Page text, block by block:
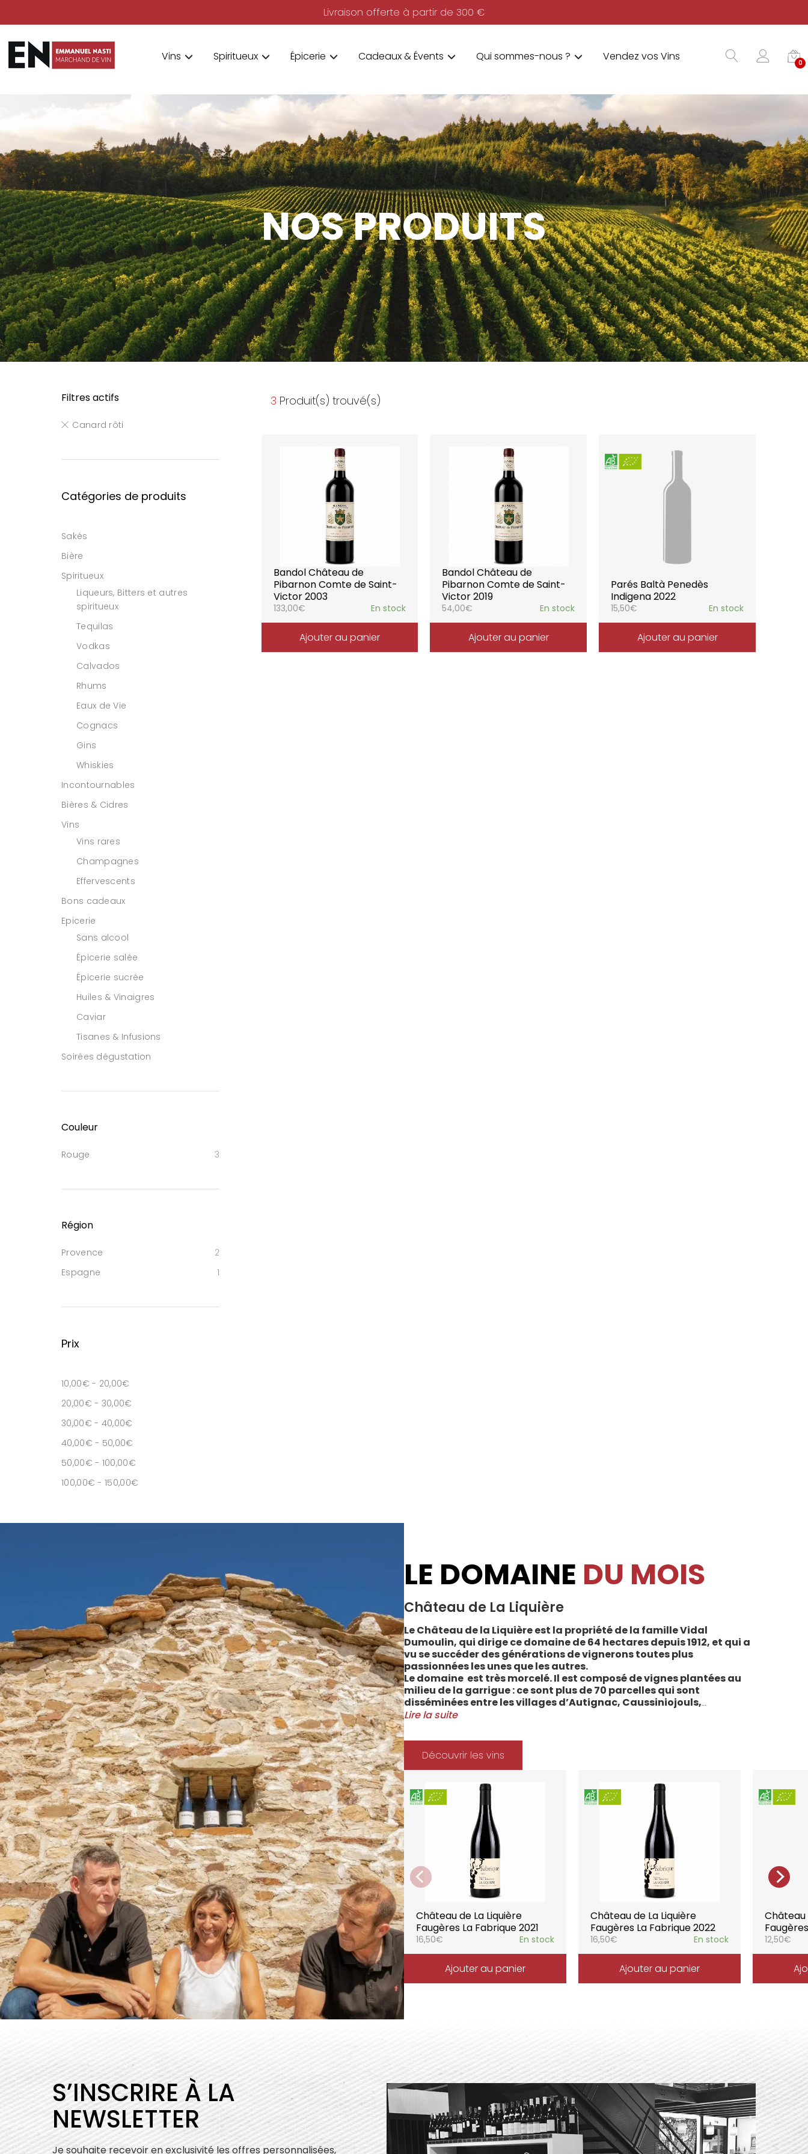
Livraison offerte à partir de 300 €
Vins Spiritueux Épicerie Cadeaux & Évents Qui sommes-nous ? Vendez vos Vins 0
NOS PRODUITS
3 Produit(s) trouvé(s)
Bandol Château de
Pibarnon Comte de Saint-
Victor 2003
133,00€ En stock
Ajouter au panier
Bandol Château de
Pibarnon Comte de Saint-
Victor 2019
54,00€ En stock
Ajouter au panier
Parés Baltà Penedès
Indigena 2022
15,50€ En stock
Ajouter au panier
Filtres actifs
Canard rôti
Catégories de produits
Sakés
Bière
Spiritueux
Liqueurs, Bitters et autres
spiritueux
Tequilas
Vodkas
Calvados
Rhums
Eaux de Vie
Cognacs
Gins
Whiskies
Incontournables
Bières & Cidres
Vins
Vins rares
Champagnes
Effervescents
Bons cadeaux
Epicerie
Sans alcool
Épicerie salée
Épicerie sucrée
Huiles & Vinaigres
Caviar
Tisanes & Infusions
Soirées dégustation
Couleur
Rouge 3
Région
Provence
2
Espagne
1
Prix
10,00€ - 20,00€
20,00€ - 30,00€
30,00€ - 40,00€
40,00€ - 50,00€
50,00€ - 100,00€
100,00€ -150,00€
LE DOMAINE DU MOIS
Château de La Liquière
Le Château de la Liquière est la propriété de la famille Vidal
Dumoulin, qui dirige ce domaine de 64 hectares depuis 1912, et qui a
vu se succéder des générations de vignerons toutes plus
passionnées les unes que les autres.
Le domaine est très morcelé. Il est composé de vignes plantées au
milieu de la garrigue : ce sont plus de 70 parcelles qui sont
disséminées entre les villages d’Autignac, Caussiniojouls,
Cabrerolles et Faugères, au nord de l’aire de l’Appellation. La grande
Méditerranée.
Le vignoble du Château de la Liquière est agriculture biologique
depuis 2008 et 2012 marque le premier millésime certifié du domaine.
Les soins apportés y sont conformes : pratiques respectueuses de
l’environnement et de la vigne, vendanges manuelles, vinifications
soignées et strictement suivies.
La gamme des vins du Château de la Liquière est adaptée à chaque
style de consommation, à chaque moment de la vie, elle reflète
parfaitement la pureté de l’expression du terroir.
Lire la suite
Découvrir les vins
Château de La Liquière
Faugères La Fabrique 2021
16,50€ En stock
Ajouter au panier
Château de La Liquière
Faugères La Fabrique 2022
16,50€ En stock
Ajouter au panier
Château
12,50€
S’INSCRIRE À LA
NEWSLETTER
Je souhaite recevoir en exclusivité les offres personnalisées,